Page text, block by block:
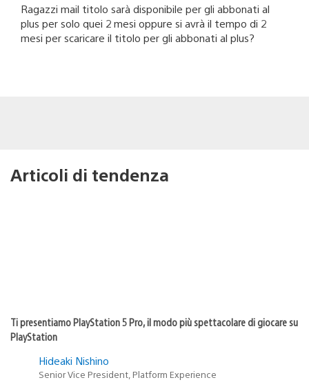
Ragazzi mail titolo sarà disponibile per gli abbonati al
plus per solo quei 2 mesi oppure si avrà il tempo di 2
mesi per scaricare il titolo per gli abbonati al plus?
Articoli di tendenza
Ti presentiamo PlayStation 5 Pro, il modo più spettacolare di giocare su
PlayStation
Hideaki Nishino
Senior Vice President, Platform Experience